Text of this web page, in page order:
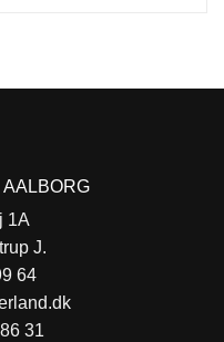
1A
J.
64
31